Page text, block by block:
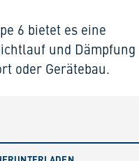
6 bietet es eine
und Dämpfung
oder Gerätebau.